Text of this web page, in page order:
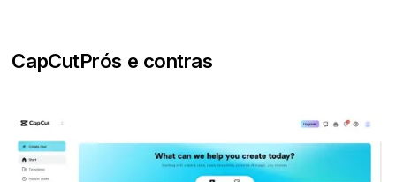
CapCutPrós e contras